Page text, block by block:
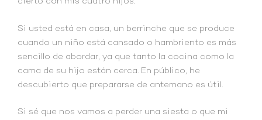
Si usted está en casa, un berrinche que se produce
cuando un niño está cansado o hambriento es más
sencillo de abordar, ya que tanto la cocina como la
cama de su hijo están cerca. En público, he
descubierto que prepararse de antemano es útil.
Si sé que nos vamos a perder una siesta o que mi